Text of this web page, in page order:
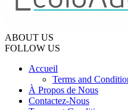
ABOUT US
FOLLOW US
Accueil
Terms and
À Propos de Nous
Contactez-Nous